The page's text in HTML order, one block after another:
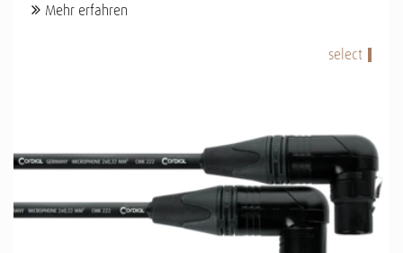
Mehr erfahren
select